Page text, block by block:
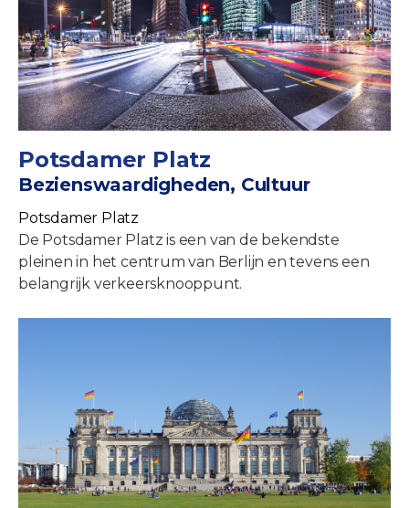
Potsdamer Platz
Bezienswaardigheden, Cultuur
Potsdamer Platz
De Potsdamer Platz is een van de bekendste
pleinen in het centrum van Berlijn en tevens een
belangrijk verkeersknooppunt.